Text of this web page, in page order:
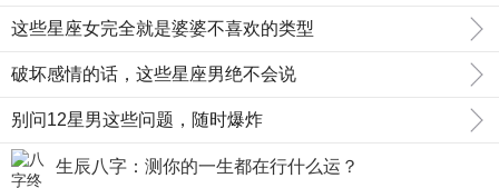
这些星座女完全就是婆婆不喜欢的类型
破坏感情的话，这些星座男绝不会说
别问12星男这些问题，随时爆炸
生辰八字：测你的一生都在行什么运？